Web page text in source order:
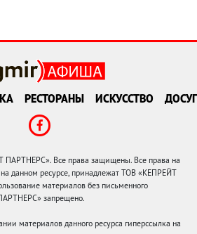
РЕСТОРАНЫ ИСКУССТВО ДОСУГ
Все права защищены. Все права на
данном ресурсе, принадлежат ТОВ «КЕПРЕЙТ
материалов без письменного
запрещено.
материалов данного ресурса гиперссылка на